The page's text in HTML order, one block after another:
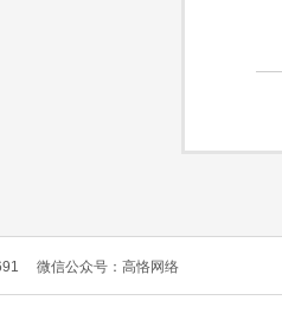
微信公众号：高恪网络